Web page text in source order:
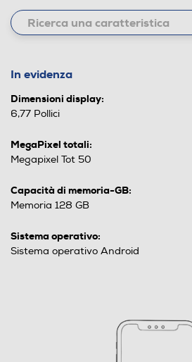
In evidenza
Dimensioni display:
6,77 Pollici
MegaPixel totali:
Megapixel Tot 50
Capacità di memoria-GB:
Memoria 128 GB
Sistema operativo:
Sistema operativo Android